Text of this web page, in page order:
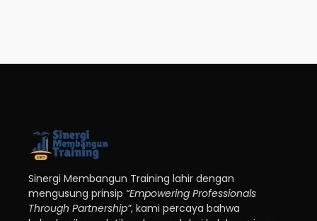
Sinergi Membangun Training lahir dengan
mengusung prinsip “Empowering Professionals
Through Partnership”, kami percaya bahwa